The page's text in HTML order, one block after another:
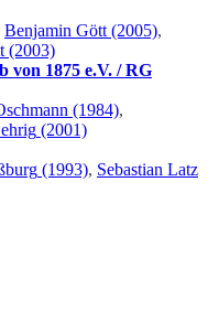
Benjamin Gött (2005),
(2003)
von 1875 e.V. / RG
(1984),
(2001)
(1993), Sebastian Latz